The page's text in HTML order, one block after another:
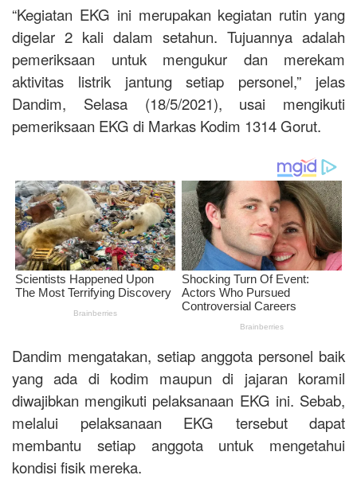
“Kegiatan EKG ini merupakan kegiatan rutin yang
digelar 2 kali dalam setahun. Tujuannya adalah
pemeriksaan untuk mengukur dan merekam
aktivitas listrik jantung setiap personel,” jelas
Dandim, Selasa (18/5/2021), usai mengikuti
pemeriksaan EKG di Markas Kodim 1314 Gorut.
Dandim mengatakan, setiap anggota personel baik
yang ada di kodim maupun di jajaran koramil
diwajibkan mengikuti pelaksanaan EKG ini. Sebab,
melalui pelaksanaan EKG tersebut dapat
membantu setiap anggota untuk mengetahui
kondisi fisik mereka.